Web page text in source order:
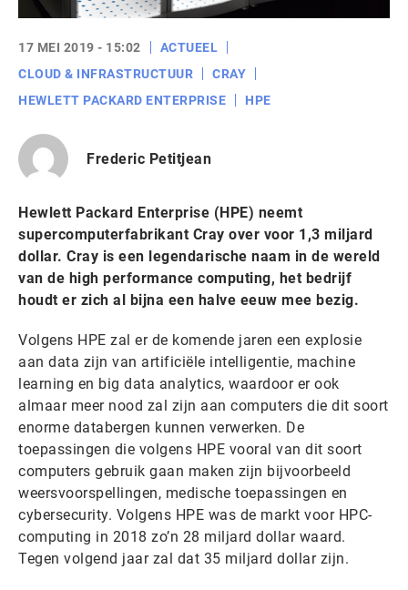
17 MEI 2019 - 15:02
ACTUEEL
CLOUD & INFRASTRUCTUUR
CRAY
HEWLETT PACKARD ENTERPRISE
HPE
Frederic Petitjean
Hewlett Packard Enterprise (HPE) neemt
supercomputerfabrikant Cray over voor 1,3 miljard
dollar. Cray is een legendarische naam in de wereld
van de high performance computing, het bedrijf
houdt er zich al bijna een halve eeuw mee bezig.
Volgens HPE zal er de komende jaren een explosie
aan data zijn van artificiële intelligentie, machine
learning en big data analytics, waardoor er ook
almaar meer nood zal zijn aan computers die dit soort
enorme databergen kunnen verwerken. De
toepassingen die volgens HPE vooral van dit soort
computers gebruik gaan maken zijn bijvoorbeeld
weersvoorspellingen, medische toepassingen en
cybersecurity. Volgens HPE was de markt voor HPC-
computing in 2018 zo’n 28 miljard dollar waard.
Tegen volgend jaar zal dat 35 miljard dollar zijn.